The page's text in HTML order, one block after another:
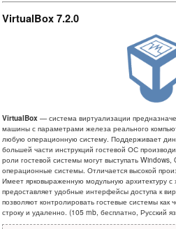
VirtualBox 7.2.0
VirtualBox — система виртуализации
машины с параметрами железа реального
любую операционную систему. Поддерживает
большей части инструкций гостевой ОС
роли гостевой системы могут выступать
операционные системы. Отличается высокой
Имеет ярковыраженную модульную архитектуру
предоставляет удобные интерфейсы доступа к
позволяют контролировать гостевые системы как
строку и удаленно. (105 mb, бесплатно, Русский